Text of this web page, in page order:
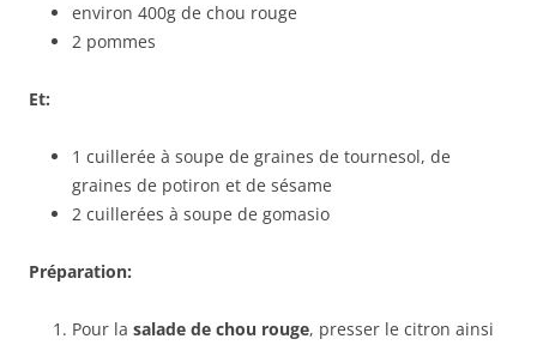
environ 400g de chou rouge
2 pommes
Et:
1 cuillerée à soupe de graines de tournesol, de
graines de potiron et de sésame
2 cuillerées à soupe de gomasio
Préparation:
Pour la salade de chou rouge, presser le citron ainsi